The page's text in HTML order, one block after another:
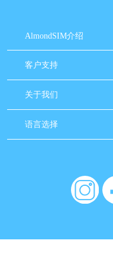
AlmondSIM介绍
客户支持
关于我们
语言选择